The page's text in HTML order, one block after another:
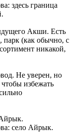
здесь граница
Акши. Есть
парк (как обычно, с
никакой,
Не уверен, но
избежать
село Айрык.